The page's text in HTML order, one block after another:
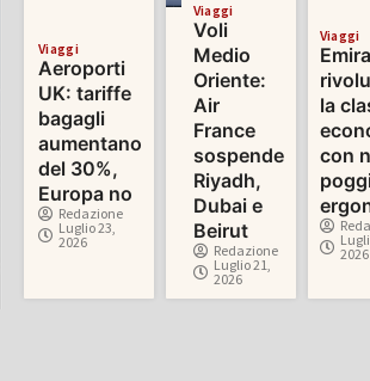
Viaggi
Aeroporti
UK: tariffe
bagagli
aumentano
del 30%,
Europa no
Redazione
Luglio 23,
2026
Viaggi
Voli
Medio
Oriente:
Air
France
sospende
Riyadh,
Dubai e
Beirut
Redazione
Luglio 21,
2026
Viaggi
la
con
2026